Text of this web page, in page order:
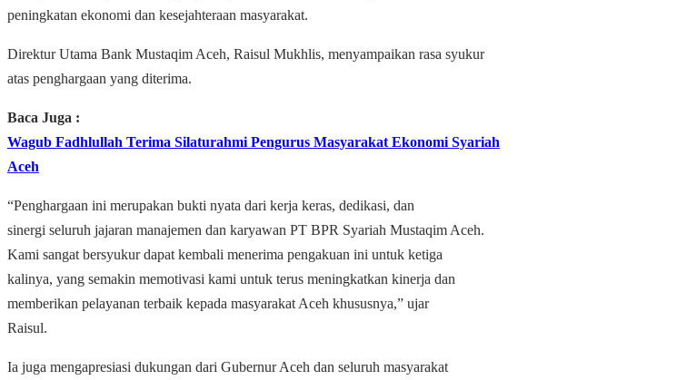
peningkatan ekonomi dan kesejahteraan masyarakat.
Direktur Utama Bank Mustaqim Aceh, Raisul Mukhlis, menyampaikan rasa syukur
atas penghargaan yang diterima.
Baca Juga :
Wagub Fadhlullah Terima Silaturahmi Pengurus Masyarakat Ekonomi Syariah
Aceh
“Penghargaan ini merupakan bukti nyata dari kerja keras, dedikasi, dan
sinergi seluruh jajaran manajemen dan karyawan PT BPR Syariah Mustaqim Aceh.
Kami sangat bersyukur dapat kembali menerima pengakuan ini untuk ketiga
kalinya, yang semakin memotivasi kami untuk terus meningkatkan kinerja dan
memberikan pelayanan terbaik kepada masyarakat Aceh khususnya,” ujar
Raisul.
Ia juga mengapresiasi dukungan dari Gubernur Aceh dan seluruh masyarakat